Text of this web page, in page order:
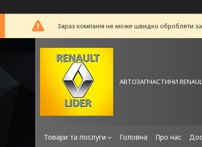
Зараз компанія не може швидко обробляти
АВТОЗАПЧАСТИНИ
Товари та послуги Головна Про нас